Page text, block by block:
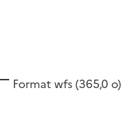
Format wfs(365,0 o)